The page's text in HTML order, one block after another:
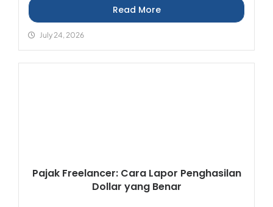
Read More
July 24, 2026
Pajak Freelancer: Cara Lapor Penghasilan
Dollar yang Benar